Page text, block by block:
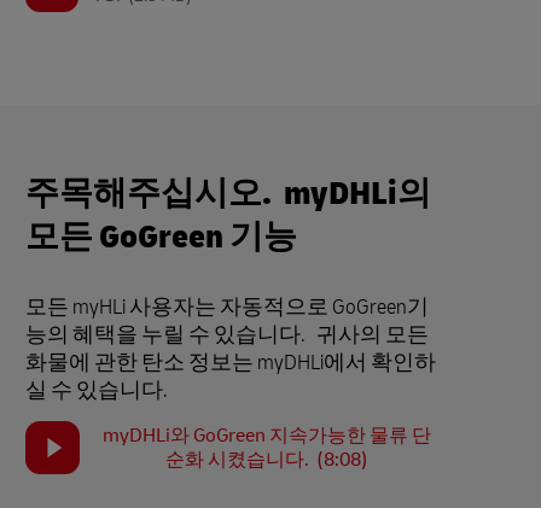
주목해주십시오. myDHLi의
모든 GoGreen 기능
모든 myHLi 사용자는 자동적으로 GoGreen기
능의 혜택을 누릴 수 있습니다. 귀사의 모든
화물에 관한 탄소 정보는 myDHLi에서 확인하
실 수 있습니다.
myDHLi와 GoGreen 지속가능한 물류 단
순화 시켰습니다. (8:08)